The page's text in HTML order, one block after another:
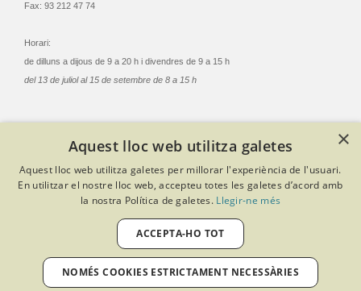
Fax: 93 212 47 74
Horari:
de dilluns a dijous de 9 a 20 h i divendres de 9 a 15 h
del 13 de juliol al 15 de setembre de 8 a 15 h
© Col·legi Oficial Infermeres i Infermers de Barcelona
Criteris de privacitat
Política de cookies
Avís legal
Política de protecció de dades
Política de qualitat
Desenvolupat amb Softeng Portal Builder
×
Aquest lloc web utilitza galetes
Aquest lloc web utilitza galetes per millorar l'experiència de l'usuari.
En utilitzar el nostre lloc web, accepteu totes les galetes d’acord amb
la nostra Política de galetes. Llegir-ne més
ACCEPTA-HO TOT
NOMÉS COOKIES ESTRICTAMENT NECESSÀRIES